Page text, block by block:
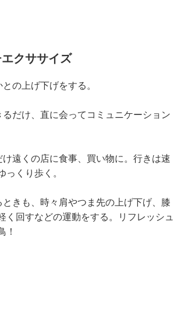
クササイズ
の上げ下げをする。
だけ、直に会ってコミュニケーション
遠くの店に食事、買い物に。行きは速
っくり歩く。
きも、時々肩やつま先の上げ下げ、膝
く回すなどの運動をする。リフレッシュ
！